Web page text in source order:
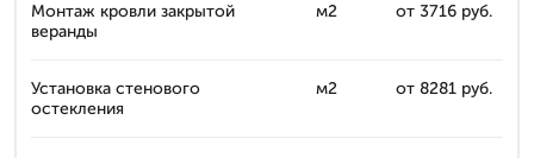
Монтаж кровли закрытой
веранды
м2 от 3716 руб.
Установка стенового
остекления
м2 от 8281 руб.